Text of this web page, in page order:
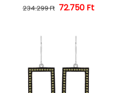
Normál ár
234.299 Ft Kedvezményes ár
72.750 Ft